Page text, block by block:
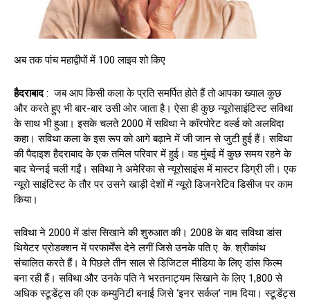
अब तक पांच महाद्वीपों में 100 लाइव शो किए
हैदराबाद: जब आप किसी कला के प्रति समर्पित होते हैं तो आपका ख्याल कुछ
और करते हुए भी बार-बार उसी ओर जाता है। ऐसा ही कुछ न्यूरोसाइंटिस्ट सविथा
के साथ भी हुआ। इसके चलते 2000 में सविथा ने कॉरपोरेट वर्ल्ड को अलविदा
कहा। सविथा कला के इस रूप को आगे बढ़ाने में जी जान से जुटी हुई हैं। सविथा
की पैदाइश हैदराबाद के एक तमिल परिवार में हुई। वह मुंबई में कुछ समय रहने के
बाद चेन्नई चली गईं। सविथा ने अमेरिका से न्यूरोसाइंस में मास्टर डिग्री ली। एक
न्यूराे साइंटिस्ट के तौर पर उसने खाड़ी देशों में न्यूरो डिजनरेटिव डिसीज पर काम
किया।
सविथा ने 2000 में डांस सिखाने की शुरुआत की। 2008 के बाद सविथा डांस
थियेटर प्रोडक्शन में परफार्मेंस देने लगीं जिसे उनके पति ए. के. श्रीकांथ
संचालित करते हैं। वे पिछले तीन साल से डिजिटल मीडिया के लिए डांस फिल्म
बना रही हैं। सविथा और उनके पति ने भरतनाट्यम सिखाने के लिए 1,800 से
अधिक स्टूडेंट्स की एक कम्युनिटी बनाई जिसे ‘इनर सर्कल’ नाम दिया। स्टूडेंट्स